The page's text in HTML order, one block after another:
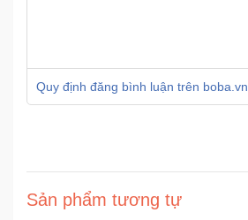
công
Quy định đăng bình luận trên boba.vn
Sản phẩm tương tự